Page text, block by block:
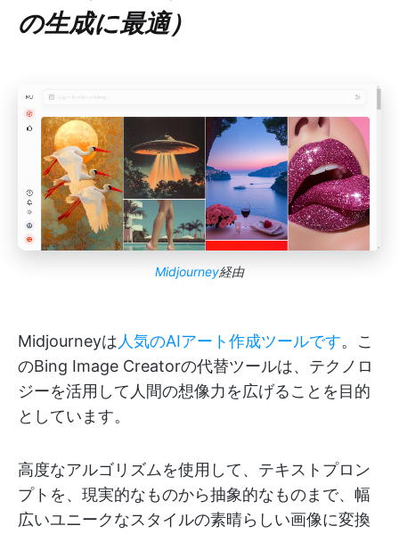
の生成に最適）
Midjourney経由
Midjourneyは 人気のAIアート作成ツールです。こ
のBing Image Creatorの代替ツールは、テクノロ
ジーを活用して人間の想像力を広げることを目的
としています。
高度なアルゴリズムを使用して、テキストプロン
プトを、現実的なものから抽象的なものまで、幅
広いユニークなスタイルの素晴らしい画像に変換